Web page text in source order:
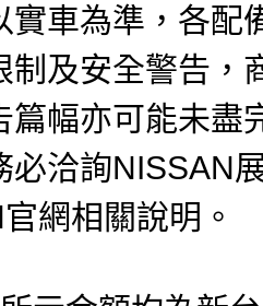
實車為準，各配
制及安全警告，
篇幅亦可能未盡
必洽詢NISSAN
網相關說明。